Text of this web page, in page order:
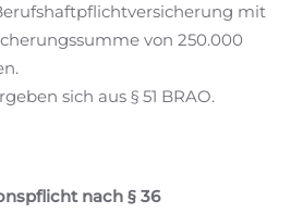
mit
von 250.000
sich aus § 51 BRAO.
nach § 36